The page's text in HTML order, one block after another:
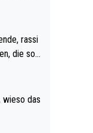
Self l
d
das
WM
rassi
die soll
Luke Li
Media G
gege
wieso das